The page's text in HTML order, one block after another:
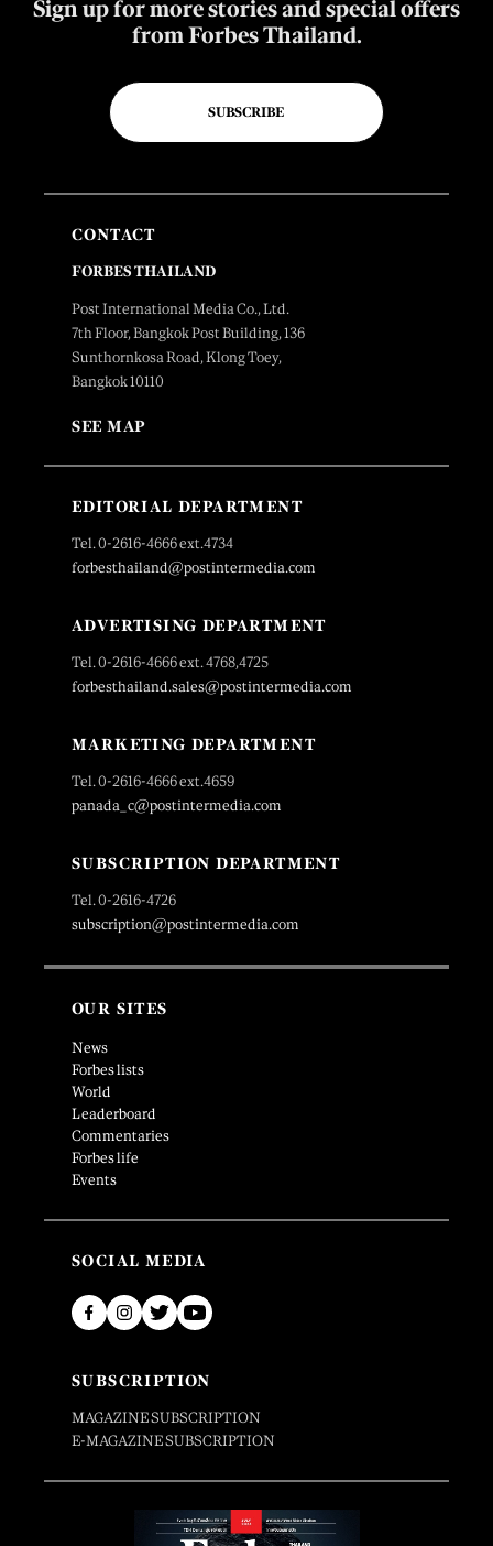
Sign up for more stories and special offers
from Forbes Thailand.
SUBSCRIBE
CONTACT
FORBES THAILAND
Post International Media Co., Ltd.
7th Floor, Bangkok Post Building, 136
Sunthornkosa Road, Klong Toey,
Bangkok 10110
SEE MAP
EDITORIAL DEPARTMENT
Tel. 0-2616-4666 ext.4734
forbesthailand@postintermedia.com
ADVERTISING DEPARTMENT
Tel. 0-2616-4666 ext. 4768,4725
forbesthailand.sales@postintermedia.com
MARKETING DEPARTMENT
Tel. 0-2616-4666 ext.4659
panada_c@postintermedia.com
SUBSCRIPTION DEPARTMENT
Tel. 0-2616-4726
subscription@postintermedia.com
OUR SITES
News
Forbes lists
World
Leaderboard
Commentaries
Forbes life
Events
SOCIAL MEDIA
SUBSCRIPTION
MAGAZINE SUBSCRIPTION
E-MAGAZINE SUBSCRIPTION